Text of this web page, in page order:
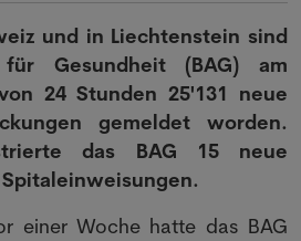
und in Liechtenstein sind
Gesundheit (BAG) am
24 Stunden 25'131 neue
gemeldet worden.
das BAG 15 neue
einer Woche hatte das BAG